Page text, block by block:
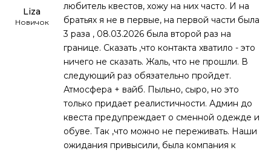
Liza
Новичок
любитель квестов, хожу на них часто. И на
братьях я не в первые, на первой части была
3 раза , 08.03.2026 была второй раз на
границе. Сказать ,что контакта хватило - это
ничего не сказать. Жаль, что не прошли. В
следующий раз обязательно пройдет.
Атмосфера + вайб. Пыльно, сыро, но это
только придает реалистичности. Админ до
квеста предупреждает о сменной одежде и
обуве. Так ,что можно не переживать. Наши
ожидания привысили, была компания к